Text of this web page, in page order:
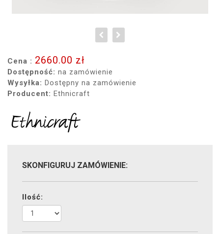
Cena : 2660.00 zł
Dostępność: na zamówienie
Wysyłka: Dostępny na zamówienie
Producent: Ethnicraft
SKONFIGURUJ ZAMÓWIENIE:
Ilość: